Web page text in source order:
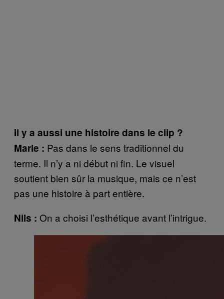
Il y a aussi une histoire dans le clip ?
Marie : Pas dans le sens traditionnel du
terme. Il n’y a ni début ni fin. Le visuel
soutient bien sûr la musique, mais ce n’est
pas une histoire à part entière.
Nils : On a choisi l’esthétique avant l’intrigue.